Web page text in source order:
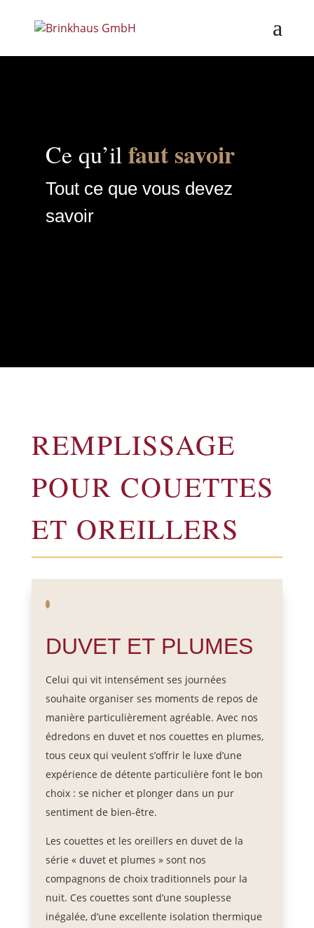
Ce qu’ilfaut savoir
Tout ce que vous devez
savoir
REMPLISSAGE
POUR COUETTES
ET OREILLERS
DUVET ET PLUMES
Celui qui vit intensément ses journées
souhaite organiser ses moments de repos de
manière particulièrement agréable. Avec nos
édredons en duvet et nos couettes en plumes,
tous ceux qui veulent s’offrir le luxe d’une
expérience de détente particulière font le bon
choix : se nicher et plonger dans un pur
sentiment de bien-être.
Les couettes et les oreillers en duvet de la
série « duvet et plumes » sont nos
compagnons de choix traditionnels pour la
nuit. Ces couettes sont d’une souplesse
inégalée, d’une excellente isolation thermique